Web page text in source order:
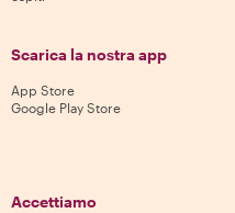
Scarica la nostra app
App Store
Google Play Store
Accettiamo